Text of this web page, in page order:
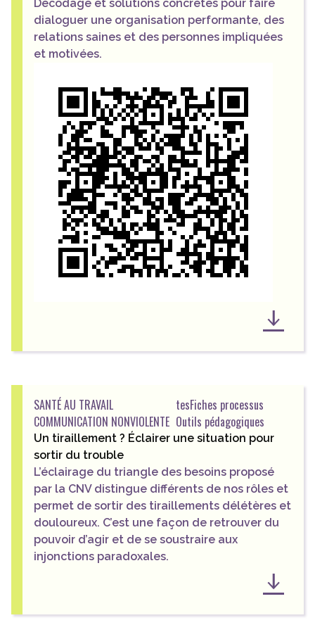
Décodage et solutions concrètes pour faire
dialoguer une organisation performante, des
relations saines et des personnes impliquées
et motivées.
SANTÉ AU TRAVAIL
COMMUNICATION NONVIOLENTE
tesFiches processus
Outils pédagogiques
Un tiraillement ? Éclairer une situation pour
sortir du trouble
L’éclairage du triangle des besoins proposé
par la CNV distingue différents de nos rôles et
permet de sortir des tiraillements délétères et
douloureux. C’est une façon de retrouver du
pouvoir d’agir et de se soustraire aux
injonctions paradoxales.